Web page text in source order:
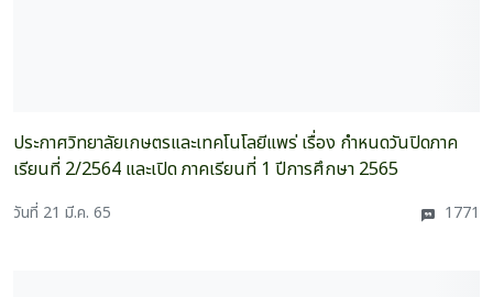
ประกาศวิทยาลัยเกษตรและเทคโนโลยีแพร่ เรื่อง กำหนดวันปิดภาค
เรียนที่ 2/2564 และเปิด ภาคเรียนที่ 1 ปีการศึกษา 2565
วันที่ 21 มี.ค. 65 1771